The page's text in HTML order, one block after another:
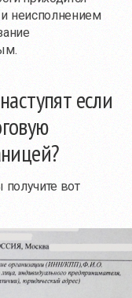
неисполнением
если
вот